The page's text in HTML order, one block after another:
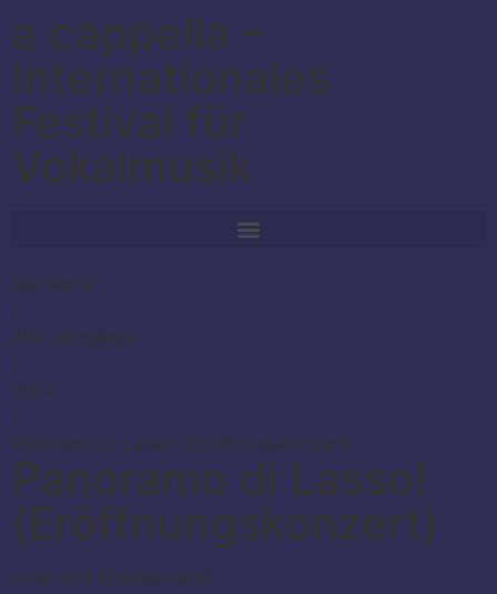
a cappella –
Internationales
Festival für
Vokalmusik
Startseite
/
Alle Jahrgänge
/
2024
/
Panoramo di Lasso! (Eröffnungskonzert)
Panoramo di Lasso!
(Eröffnungskonzert)
amarcord (Deutschland)